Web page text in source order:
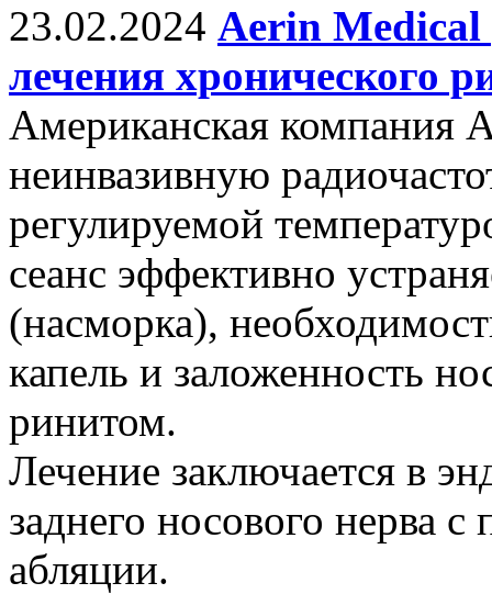
23.02.2024 Aerin Medical
лечения хронического
Американская компания
неинвазивную
регулируемой
сеанс эффективно
(насморка),
капель и заложенность
ринитом.
Лечение заключается в
заднего носового нерва
абляции.